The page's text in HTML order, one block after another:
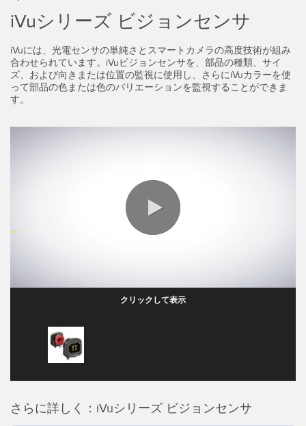
ソフトウエア
技術
センサ
光電センサ
スロット、ラベル、エリア検出センサ
レジマーク、カラー、およびルミネセンスセンサ
ピックトゥライトセンサ
温度 & 振動センサ
Condition Monitoring Sensors
VEHICLE DETECTION
RADAR APPLICATIONS
予知保全および予防保全のための状態監視
機械監視/総合設備効率
iVuシリーズ ビジョンセンサ
iVuには、光電センサの単純さとスマートカメラの高度技術が組み
合わせられています。iVuビジョンセンサを、部品の種類、サイ
ズ、および向きまたは位置の監視に使用し、さらにiVuカラーを使
って部品の色または色のバリエーションを監視することができま
す。
クリックして表示
さらに詳しく：iVuシリーズ ビジョンセンサ